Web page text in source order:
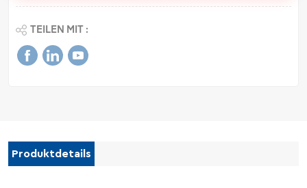
TEILEN MIT :
Produktdetails